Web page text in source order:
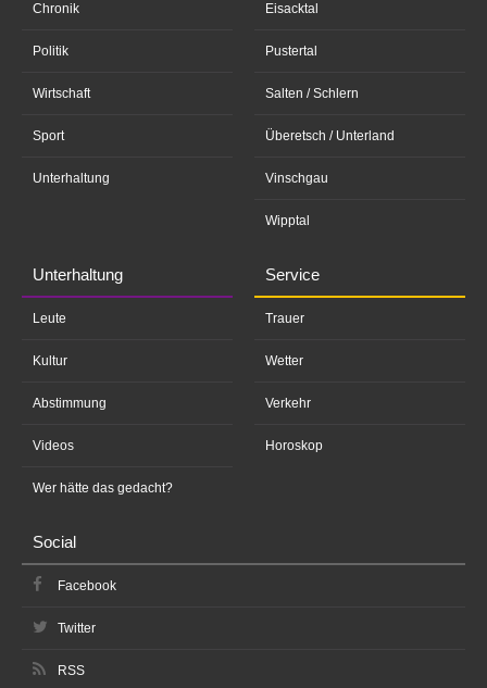
Chronik
Politik
Wirtschaft
Sport
Unterhaltung
Eisacktal
Pustertal
Salten / Schlern
Überetsch / Unterland
Vinschgau
Wipptal
Unterhaltung
Leute
Kultur
Abstimmung
Videos
Wer hätte das gedacht?
Service
Trauer
Wetter
Verkehr
Horoskop
Social
Facebook
Twitter
RSS